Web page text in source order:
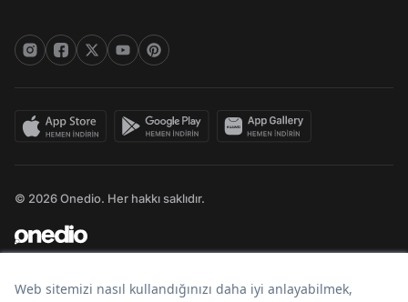
© 2026 Onedio. Her hakkı saklıdır.
Bir markasıdır.